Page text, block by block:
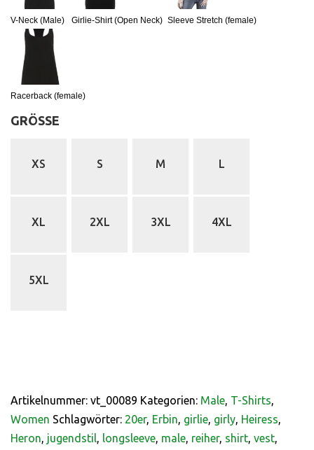
V-Neck (Male) Girlie-Shirt (Open Neck) Sleeve Stretch (female)
Racerback (female)
GRÖSSE
XS S M L
XL 2XL 3XL 4XL
5XL
Artikelnummer: vt_00089 Kategorien: Male, T-Shirts,
Women Schlagwörter: 20er, Erbin, girlie, girly, Heiress,
Heron, jugendstil, longsleeve, male, reiher, shirt, vest,